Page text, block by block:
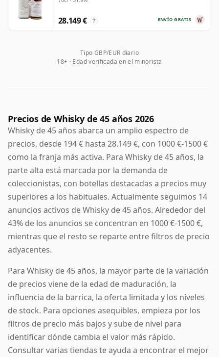
ENVÍO GRATIS
28.149 € ?
Tipo GBP/EUR diario
18+ · Edad verificada en el minorista
Precios de Whisky de 45 años 2026
Whisky de 45 años abarca un amplio espectro de
precios, desde 194 € hasta 28.149 €, con 1000 €-1500 €
como la franja más activa. Para Whisky de 45 años, la
parte alta está marcada por la demanda de
coleccionistas, con botellas destacadas a precios muy
superiores a los habituales. Actualmente seguimos 14
anuncios activos de Whisky de 45 años. Alrededor del
43% de los anuncios se concentran en 1000 €-1500 €,
mientras que el resto se reparte entre filtros de precio
adyacentes.
Para Whisky de 45 años, la mayor parte de la variación
de precios viene de la edad de maduración, la
influencia de la barrica, la oferta limitada y los niveles
de stock. Para opciones asequibles, empieza por los
filtros de precio más bajos y sube de nivel para
identificar dónde cambia el valor más rápido.
Consultar varias tiendas te ayuda a encontrar el mejor